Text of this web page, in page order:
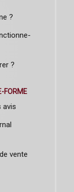
?
?
FORME
avis
vente